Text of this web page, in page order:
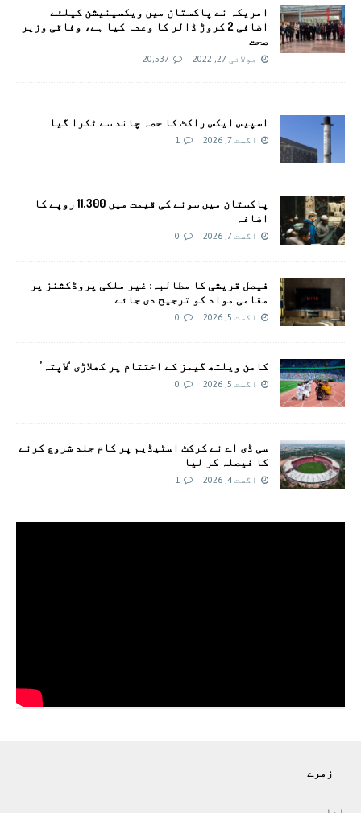
امريکہ نے پاکستان میں ویکسینیشن کیلئے
اضافی 2 کروڑ ڈالر کا وعدہ کیا ہے، وفاقی وزیر
صحت
جولائی 27, 2022 20,537
اسپیس ایکس راکٹ کا حصہ چاند سے ٹکرا گیا
اگست 7, 2026 1
پاکستان میں سونے کی قیمت میں 11,300 روپے کا
اضافہ
اگست 7, 2026 0
فیصل قریشی کا مطالبہ: غیر ملکی پروڈکشنز پر
مقامی مواد کو ترجیح دی جائے
اگست 5, 2026 0
کامن ویلتھ گیمز کے اختتام پر کھلاڑی ‘لاپتہ’
اگست 5, 2026 0
سی ڈی اے نے کرکٹ اسٹیڈیم پر کام جلد شروع کرنے
کا فیصلہ کر لیا
اگست 4, 2026 1
زمرے